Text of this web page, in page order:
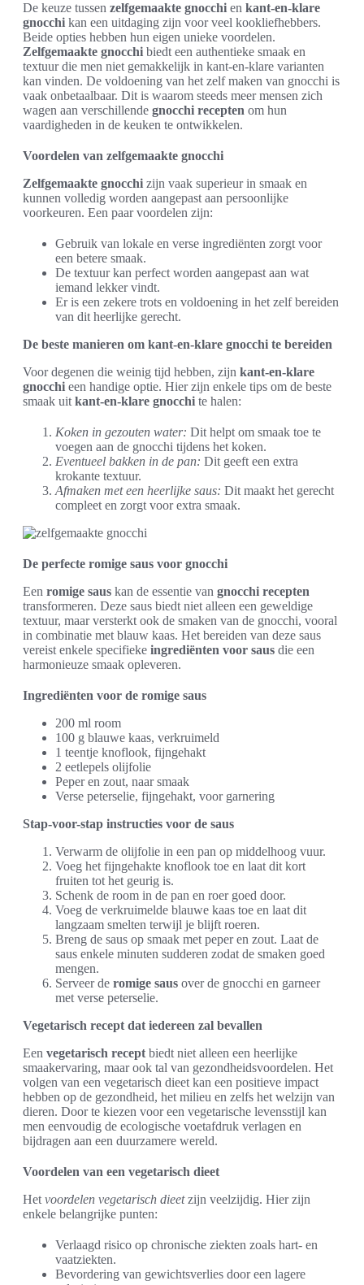
De keuze tussen zelfgemaakte gnocchi en kant-en-klare
gnocchi kan een uitdaging zijn voor veel kookliefhebbers.
Beide opties hebben hun eigen unieke voordelen.
Zelfgemaakte gnocchi biedt een authentieke smaak en
textuur die men niet gemakkelijk in kant-en-klare varianten
kan vinden. De voldoening van het zelf maken van gnocchi is
vaak onbetaalbaar. Dit is waarom steeds meer mensen zich
wagen aan verschillende gnocchi recepten om hun
vaardigheden in de keuken te ontwikkelen.
Voordelen van zelfgemaakte gnocchi
Zelfgemaakte gnocchi zijn vaak superieur in smaak en
kunnen volledig worden aangepast aan persoonlijke
voorkeuren. Een paar voordelen zijn:
Gebruik van lokale en verse ingrediënten zorgt voor
een betere smaak.
De textuur kan perfect worden aangepast aan wat
iemand lekker vindt.
Er is een zekere trots en voldoening in het zelf bereiden
van dit heerlijke gerecht.
De beste manieren om kant-en-klare gnocchi te bereiden
Voor degenen die weinig tijd hebben, zijn kant-en-klare
gnocchi een handige optie. Hier zijn enkele tips om de beste
smaak uit kant-en-klare gnocchi te halen:
Koken in gezouten water: Dit helpt om smaak toe te
voegen aan de gnocchi tijdens het koken.
Eventueel bakken in de pan: Dit geeft een extra
krokante textuur.
Afmaken met een heerlijke saus: Dit maakt het gerecht
compleet en zorgt voor extra smaak.
De perfecte romige saus voor gnocchi
Een romige saus kan de essentie van gnocchi recepten
transformeren. Deze saus biedt niet alleen een geweldige
textuur, maar versterkt ook de smaken van de gnocchi, vooral
in combinatie met blauw kaas. Het bereiden van deze saus
vereist enkele specifieke ingrediënten voor saus die een
harmonieuze smaak opleveren.
Ingrediënten voor de romige saus
200 ml room
100 g blauwe kaas, verkruimeld
1 teentje knoflook, fijngehakt
2 eetlepels olijfolie
Peper en zout, naar smaak
Verse peterselie, fijngehakt, voor garnering
Stap-voor-stap instructies voor de saus
Verwarm de olijfolie in een pan op middelhoog vuur.
Voeg het fijngehakte knoflook toe en laat dit kort
fruiten tot het geurig is.
Schenk de room in de pan en roer goed door.
Voeg de verkruimelde blauwe kaas toe en laat dit
langzaam smelten terwijl je blijft roeren.
Breng de saus op smaak met peper en zout. Laat de
saus enkele minuten sudderen zodat de smaken goed
mengen.
Serveer de romige saus over de gnocchi en garneer
met verse peterselie.
Vegetarisch recept dat iedereen zal bevallen
Een vegetarisch recept biedt niet alleen een heerlijke
smaakervaring, maar ook tal van gezondheidsvoordelen. Het
volgen van een vegetarisch dieet kan een positieve impact
hebben op de gezondheid, het milieu en zelfs het welzijn van
dieren. Door te kiezen voor een vegetarische levensstijl kan
men eenvoudig de ecologische voetafdruk verlagen en
bijdragen aan een duurzamere wereld.
Voordelen van een vegetarisch dieet
Het voordelen vegetarisch dieetzijn veelzijdig. Hier zijn
enkele belangrijke punten:
Verlaagd risico op chronische ziekten zoals hart- en
vaatziekten.
Bevordering van gewichtsverlies door een lagere